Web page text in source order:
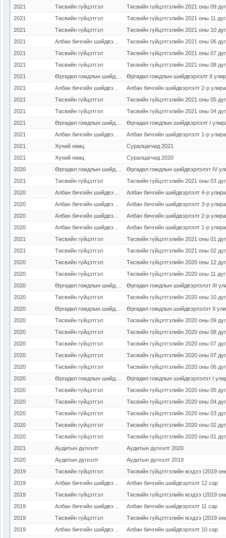
2021
Төсвийн гүйцэтгэл
Төсвийн гүйцэтгэлийн 2021 оны 09
2021
Төсвийн гүйцэтгэл
Төсвийн гүйцэтгэлийн 2021 оны 11
2021
Төсвийн гүйцэтгэл
Төсвийн гүйцэтгэлийн 2021 оны 10
2021
Төсвийн гүйцэтгэлийн 2021 оны 06
2021
Төсвийн гүйцэтгэл
Төсвийн гүйцэтгэлийн 2021 оны 07
2021
Төсвийн гүйцэтгэл
Төсвийн гүйцэтгэлийн 2021 оны 08
2021
Өргөдөл гомдлын шийдвэрлэлт II
2021
Албан бичгийн шийдвэрлэлт 2-р
2021
Төсвийн гүйцэтгэл
Төсвийн гүйцэтгэлийн 2021 оны 05
2021
Төсвийн гүйцэтгэл
Төсвийн гүйцэтгэлийн 2021 оны 04
2021
Өргөдөл гомдлын шийдвэрлэлт I
2021
Албан бичгийн шийдвэрлэлт 1-р
2021
Хүний нөөц
Суралцагчид 2021
2021
Хүний нөөц
Суралцагчид 2020
2020
Өргөдөл гомдлын шийдвэрлэлэт IV
2021
Төсвийн гүйцэтгэл
Төсвийн гүйцэтгэлийн 2021 оны 03
2020
Албан бичгийн шийдвэрлэлт 4-р
2020
Албан бичгийн шийдвэрлэлт 3-р
2020
Албан бичгийн шийдвэрлэлт 2-р
2020
Албан бичгийн шийдвэрлэлт 1-р
2021
Төсвийн гүйцэтгэл
Төсвийн гүйцэтгэлийн 2021 оны 01
2021
Төсвийн гүйцэтгэл
Төсвийн гүйцэтгэлийн 2021 оны 02
2020
Төсвийн гүйцэтгэл
Төсвийн гүйцэтгэлийн 2020 оны 12
2020
Төсвийн гүйцэтгэл
Төсвийн гүйцэтгэлийн 2020 оны 11
2020
Өргөдөл гомдлын шийдвэрлэлэт III
2020
Төсвийн гүйцэтгэл
Төсвийн гүйцэтгэлийн 2020 оны 10
2020
Өргөдөл гомдлын шийдвэрлэлэт II
2020
Төсвийн гүйцэтгэл
Төсвийн гүйцэтгэлийн 2020 оны 09
2020
Төсвийн гүйцэтгэл
Төсвийн гүйцэтгэлийн 2020 оны 08
2020
Төсвийн гүйцэтгэл
Төсвийн гүйцэтгэлийн 2020 оны 07
2020
Төсвийн гүйцэтгэл
Төсвийн гүйцэтгэлийн 2020 оны 07
2020
Төсвийн гүйцэтгэл
Төсвийн гүйцэтгэлийн 2020 оны 06
2020
Өргөдөл гомдлын шийдвэрлэлэт I
2020
Төсвийн гүйцэтгэл
Төсвийн гүйцэтгэлийн 2020 оны 05
2020
Төсвийн гүйцэтгэл
Төсвийн гүйцэтгэлийн 2020 оны 04
2020
Төсвийн гүйцэтгэл
Төсвийн гүйцэтгэлийн 2020 оны 03
2020
Төсвийн гүйцэтгэл
Төсвийн гүйцэтгэлийн 2020 оны 02
2020
Төсвийн гүйцэтгэл
Төсвийн гүйцэтгэлийн 2020 оны 01
2021
Аудитын дүгнэлт
Аудитын дүгнэлт 2020
2020
Аудитын дүгнэлт
Аудитын дүгнэлт 2019
2019
Төсвийн гүйцэтгэл
Төсвийн гүйцэтгэлийн мэдээ (2019
2019
Албан бичгийн шийдвэрлэлт 12 сар
2019
Төсвийн гүйцэтгэл
Төсвийн гүйцэтгэлийн мэдээ (2019
2019
Албан бичгийн шийдвэрлэлт 11 сар
2019
Төсвийн гүйцэтгэл
Төсвийн гүйцэтгэлийн мэдээ (2019
2019
Албан бичгийн шийдвэрлэлт 10 сар